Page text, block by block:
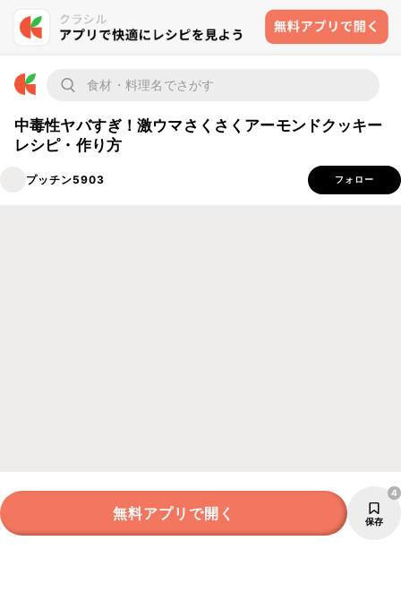
中毒性ヤバすぎ！激ウマさくさくアーモンドクッキー
レシピ・作り方
プッチン5903 フォロー
無料アプリで開く 保存
4